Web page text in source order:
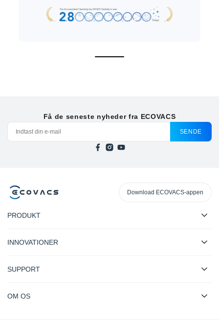
Få de seneste nyheder fra ECOVACS
SENDE
Download ECOVACS-appen
PRODUKT
INNOVATIONER
SUPPORT
OM OS